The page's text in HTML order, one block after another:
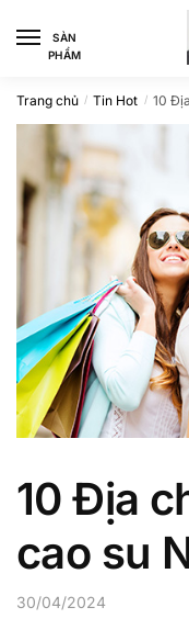
navigation
content
SÀN
PHẨM
Trang chủ / Tin Hot / 10
10 Địa
cao su
30/04/2024